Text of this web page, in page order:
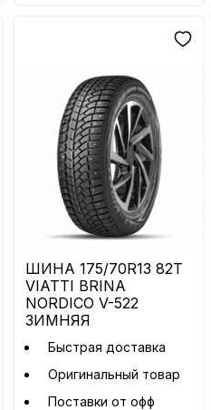
ШИНА 175/70R13 82T
VIATTI BRINA
NORDICO V-522
ЗИМНЯЯ
Быстрая доставка
Оригинальный товар
Поставки от офф